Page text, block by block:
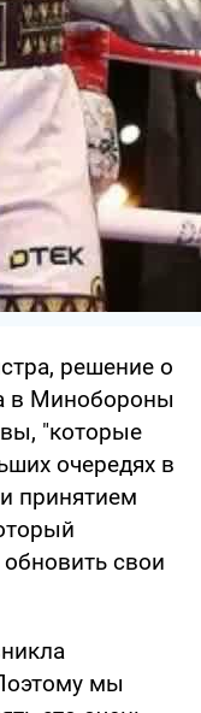
решение о
в Минобороны
"которые
очередях в
принятием
свои
мы